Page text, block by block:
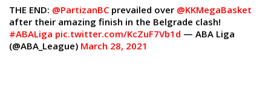
THE END: @PartizanBC prevailed over @KKMegaBasket
after their amazing finish in the Belgrade clash!
#ABALiga pic.twitter.com/KcZuF7Vb1d — ABA Liga
(@ABA_League) March 28, 2021